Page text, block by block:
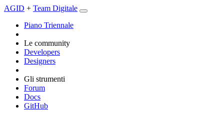
AGID + Team Digitale
Piano Triennale
Le community
Developers
Designers
Gli strumenti
Forum
Docs
GitHub